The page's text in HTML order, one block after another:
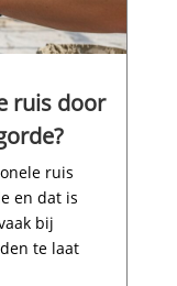
ruis door
ruis
en dat is
bij
te laat